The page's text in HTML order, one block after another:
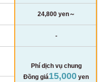
24,800 yen～
-
Phí dịch vụ chung
Đồng giá15,000 yen